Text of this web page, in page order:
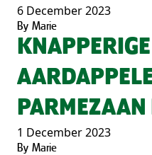
6 December 2023
By Marie
PARMEZAAN
1 December 2023
By Marie